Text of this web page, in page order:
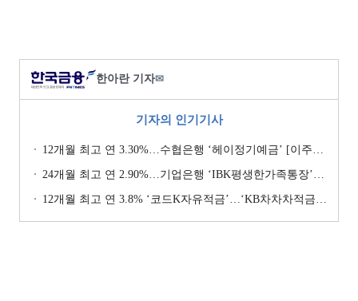
한아란 기자✉
기자의 인기기사
12개월 최고 연 3.30%…수협은행 ‘헤이정기예금’ [이주의 은행 예금금리-1월 2주]
24개월 최고 연 2.90%…기업은행 ‘IBK평생한가족통장’ [이주의 은행 예금금리-1월 2주]
12개월 최고 연 3.8% ‘코드K자유적금’…‘KB차차차적금’ 8% 이자 [이주의 은행 적금금리-1월 2주]